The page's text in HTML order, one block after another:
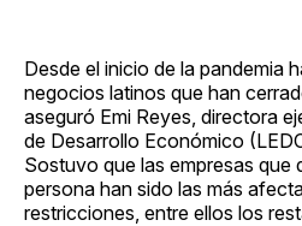
Desde el inicio de la pandemia
negocios latinos que han
aseguró Emi Reyes, directora
de Desarrollo Económico
Sostuvo que las empresas que
persona han sido las más
restricciones, entre ellos los